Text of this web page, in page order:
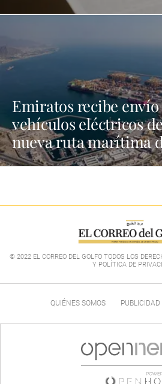
Emiratos recibe
vehículos eléctricos
nueva ruta marítima
© 2022 EL CORREO DEL GOLFO TODOS LOS
Y POLÍTICA DE
QUIÉNES SOMOS PUBLICIDAD